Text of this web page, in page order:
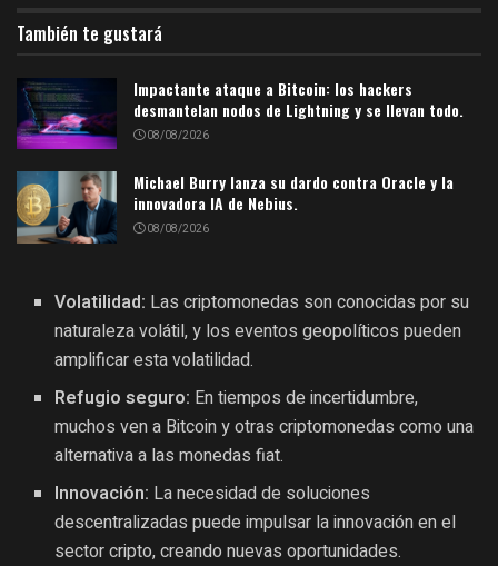
También te gustará
Impactante ataque a Bitcoin: los hackers
desmantelan nodos de Lightning y se llevan todo.
08/08/2026
Michael Burry lanza su dardo contra Oracle y la
innovadora IA de Nebius.
08/08/2026
Volatilidad: Las criptomonedas son conocidas por su
naturaleza volátil, y los eventos geopolíticos pueden
amplificar esta volatilidad.
Refugio seguro: En tiempos de incertidumbre,
muchos ven a Bitcoin y otras criptomonedas como una
alternativa a las monedas fiat.
Innovación: La necesidad de soluciones
descentralizadas puede impulsar la innovación en el
sector cripto, creando nuevas oportunidades.